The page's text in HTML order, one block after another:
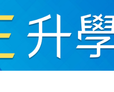
健康 科技